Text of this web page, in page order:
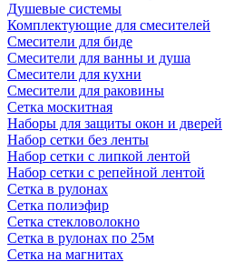
Душевые системы
Комплектующие для смесителей
Смесители для биде
Смесители для ванны и душа
Смесители для кухни
Смесители для раковины
Сетка москитная
Наборы для защиты окон и дверей
Набор сетки без ленты
Набор сетки с липкой лентой
Набор сетки с репейной лентой
Сетка в рулонах
Сетка полиэфир
Сетка стекловолокно
Сетка в рулонах по 25м
Сетка на магнитах